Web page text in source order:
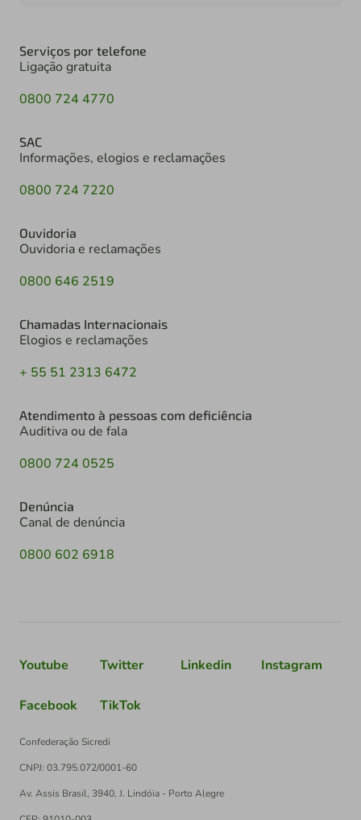
Serviços por telefone
Ligação gratuita
0800 724 4770
SAC
Informações, elogios e reclamações
0800 724 7220
Ouvidoria
Ouvidoria e reclamações
0800 646 2519
Chamadas Internacionais
Elogios e reclamações
+ 55 51 2313 6472
Atendimento à pessoas com deficiência
Auditiva ou de fala
0800 724 0525
Denúncia
Canal de denúncia
0800 602 6918
Youtube Twitter Linkedin Instagram
Facebook TikTok
Confederação Sicredi
CNPJ: 03.795.072/0001-60
Av. Assis Brasil, 3940, J. Lindóia - Porto Alegre